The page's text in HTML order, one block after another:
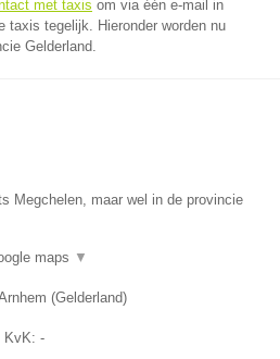
met taxis om via één e-mail in
taxis tegelijk. Hieronder worden nu
Gelderland.
Megchelen, maar wel in de provincie
maps ▼
(Gelderland)
KvK: -